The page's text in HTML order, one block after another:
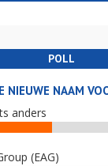
POLL
NIEUWE NAAM
anders
(EAG)